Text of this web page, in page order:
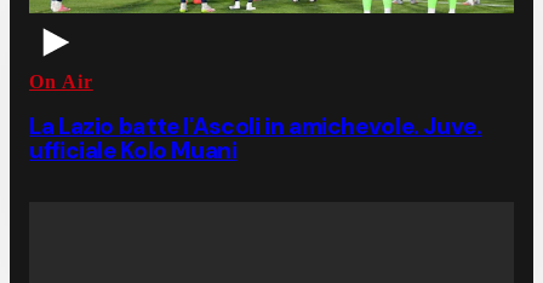
On Air
La Lazio batte l'Ascoli in amichevole. Juve.
ufficiale Kolo Muani